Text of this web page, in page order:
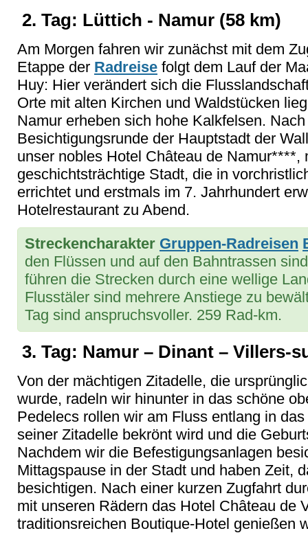
2. Tag: Lüttich - Namur (58 km)
Am Morgen fahren wir zunächst mit dem
Etappe der Radreise folgt dem Lauf der
Huy: Hier verändert sich die
Orte mit alten Kirchen und Waldstücken
Namur erheben sich hohe Kalkfelsen.
Besichtigungsrunde der Hauptstadt der
unser nobles Hotel Château de Namur****,
geschichtsträchtige Stadt, die in
errichtet und erstmals im 7. Jahrhundert
Hotelrestaurant zu Abend.
Streckencharakter Gruppen-Radreisen
den Flüssen und auf den Bahntrassen
führen die Strecken durch eine wellige
Flusstäler sind mehrere Anstiege zu
Tag sind anspruchsvoller. 259 Rad-km.
3. Tag: Namur – Dinant – Villers-
Von der mächtigen Zitadelle, die
wurde, radeln wir hinunter in das schöne
Pedelecs rollen wir am Fluss entlang in
seiner Zitadelle bekrönt wird und die
Nachdem wir die Befestigungsanlagen
Mittagspause in der Stadt und haben Zeit,
besichtigen. Nach einer kurzen Zugfahrt
mit unseren Rädern das Hotel Château de
traditionsreichen Boutique-Hotel genießen